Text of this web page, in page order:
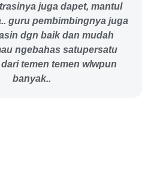
juga dapet, mantul
guru pembimbingnya juga
dgn baik dan mudah
ngebahas satupersatu
temen temen wlwpun
banyak..